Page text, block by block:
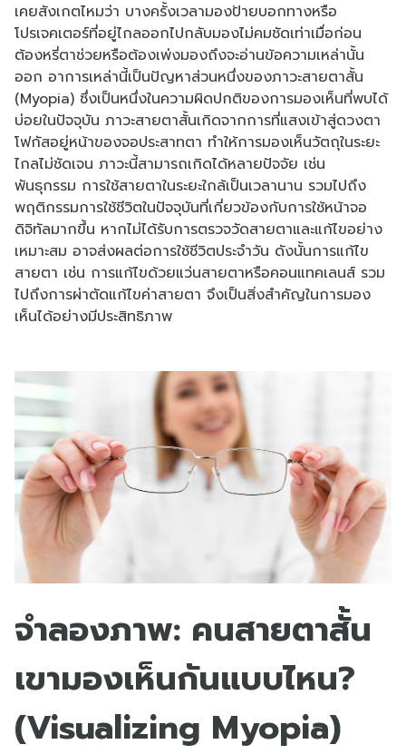
เคยสังเกตไหมว่า บางครั้งเวลามองป้ายบอกทางหรือ
โปรเจคเตอร์ที่อยู่ไกลออกไปกลับมองไม่คมชัดเท่าเมื่อก่อน
ต้องหรี่ตาช่วยหรือต้องเพ่งมองถึงจะอ่านข้อความเหล่านั้น
ออก อาการเหล่านี้เป็นปัญหาส่วนหนึ่งของภาวะสายตาสั้น
(Myopia) ซึ่งเป็นหนึ่งในความผิดปกติของการมองเห็นที่พบได้
บ่อยในปัจจุบัน ภาวะสายตาสั้นเกิดจากการที่แสงเข้าสู่ดวงตา
โฟกัสอยู่หน้าของจอประสาทตา ทำให้การมองเห็นวัตถุในระยะ
ไกลไม่ชัดเจน ภาวะนี้สามารถเกิดได้หลายปัจจัย เช่น
พันธุกรรม การใช้สายตาในระยะใกล้เป็นเวลานาน รวมไปถึง
พฤติกรรมการใช้ชีวิตในปัจจุบันที่เกี่ยวข้องกับการใช้หน้าจอ
ดิจิทัลมากขึ้น หากไม่ได้รับการตรวจวัดสายตาและแก้ไขอย่าง
เหมาะสม อาจส่งผลต่อการใช้ชีวิตประจำวัน ดังนั้นการแก้ไข
สายตา เช่น การแก้ไขด้วยแว่นสายตาหรือคอนแทคเลนส์ รวม
ไปถึงการผ่าตัดแก้ไขค่าสายตา จึงเป็นสิ่งสำคัญในการมอง
เห็นได้อย่างมีประสิทธิภาพ
จำลองภาพ: คนสายตาสั้น
เขามองเห็นกันแบบไหน?
(Visualizing Myopia)